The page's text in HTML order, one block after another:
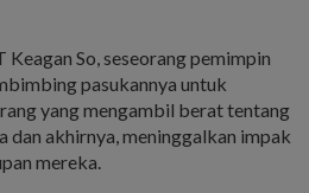
So, seseorang pemimpin
pasukannya untuk
yang mengambil berat tentang
dan akhirnya, meninggalkan impak
mereka.